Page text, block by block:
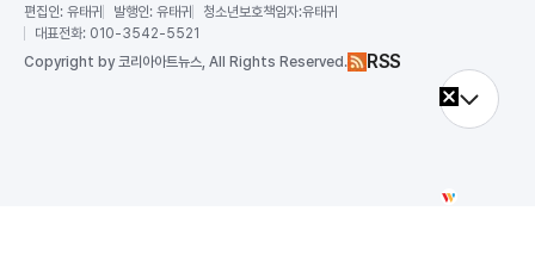
편집인: 유태귀 발행인: 유태귀 청소년보호책임자:유태귀
대표전화: 010-3542-5521
Copyright by 코리아아트뉴스, All Rights Reserved. RSS